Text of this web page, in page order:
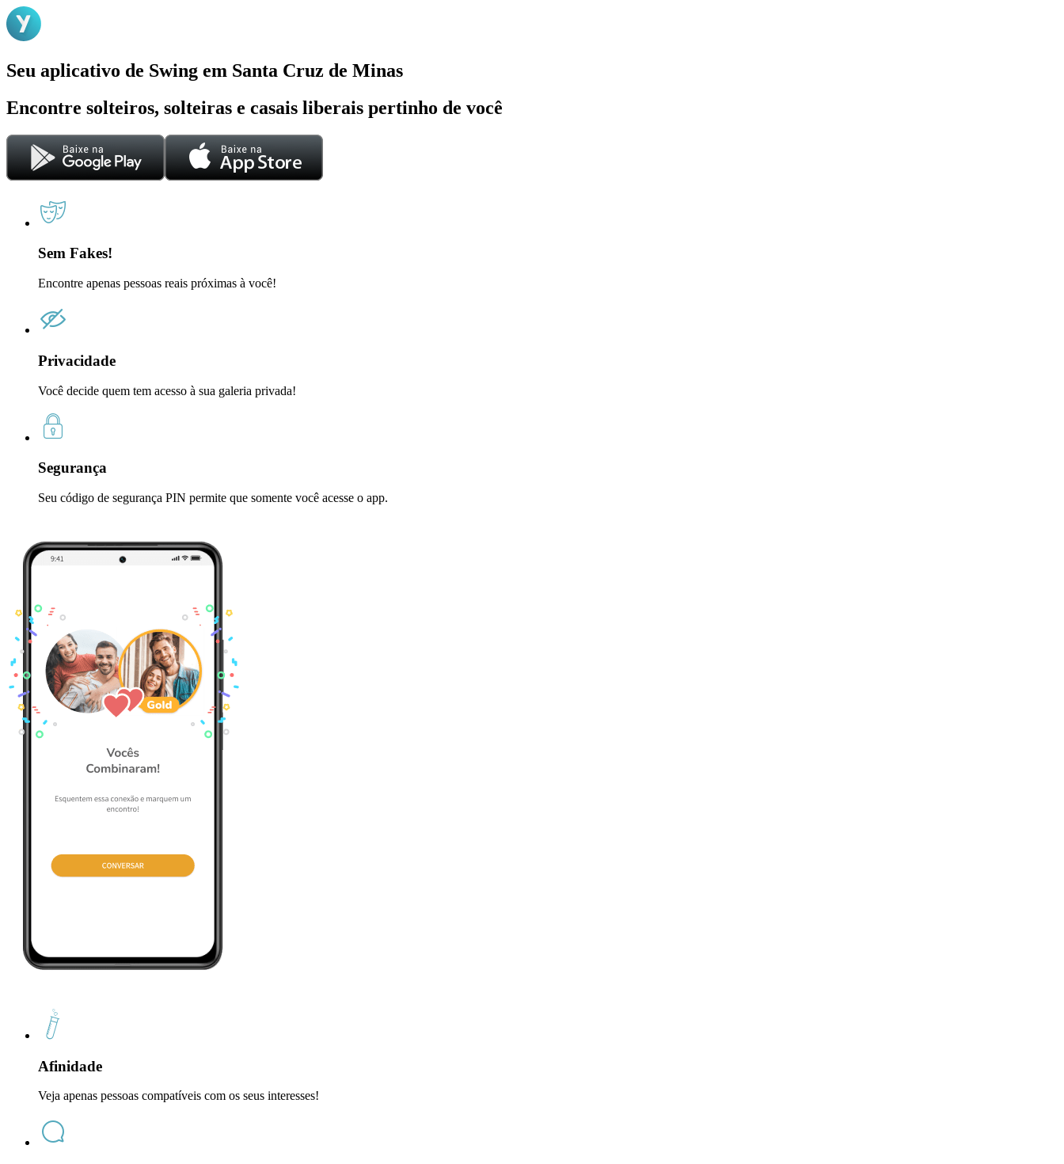
Seu aplicativo de Swing em Santa Cruz de Minas
Encontre solteiros, solteiras e casais liberais pertinho de você
Sem Fakes!
Encontre apenas pessoas reais próximas à você!
Privacidade
Você decide quem tem acesso à sua galeria privada!
Segurança
Seu código de segurança PIN permite que somente você acesse o app.
Afinidade
Veja apenas pessoas compatíveis com os seus interesses!